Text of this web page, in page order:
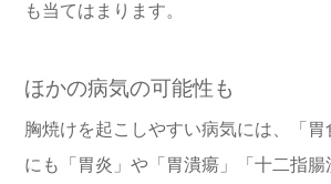
も当てはまります。
ほかの病気の可能性も
胸焼けを起こしやすい病気には、「
にも「胃炎」や「胃潰瘍」「十二指